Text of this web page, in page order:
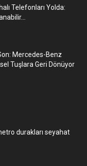
Telefonları Yolda:
Mercedes-Benz
Tuşlara Geri Dönüyor
durakları seyahat